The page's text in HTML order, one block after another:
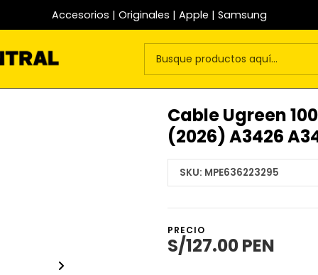
Accesorios | Originales | Apple | Samsung
Cable Ugreen
(2026) A3426
SKU: MPE636223295
PRECIO
S/127.00 PEN